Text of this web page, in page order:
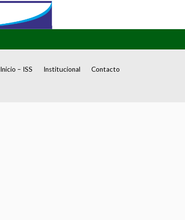
Inicio – ISS Institucional Contacto